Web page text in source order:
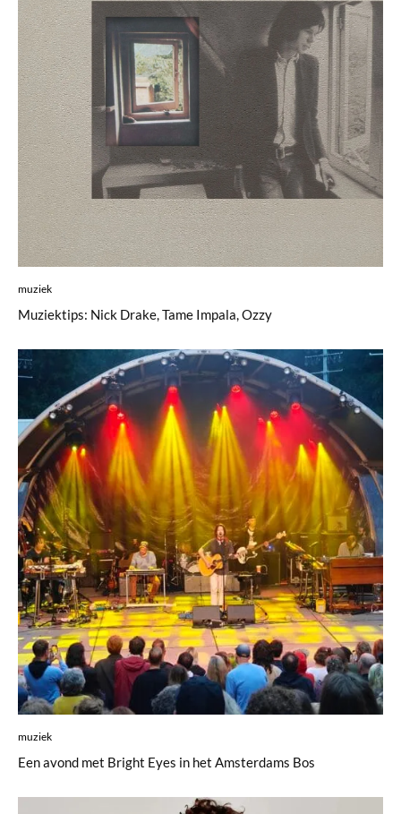
muziek
Muziektips: Nick Drake, Tame Impala, Ozzy
muziek
Een avond met Bright Eyes in het Amsterdams Bos